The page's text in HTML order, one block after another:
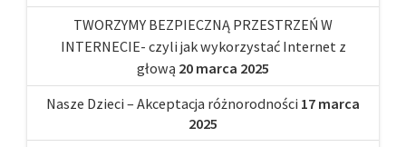
TWORZYMY BEZPIECZNĄ PRZESTRZEŃ W
INTERNECIE- czyli jak wykorzystać Internet z
głową 20 marca 2025
Nasze Dzieci – Akceptacja różnorodności 17 marca
2025